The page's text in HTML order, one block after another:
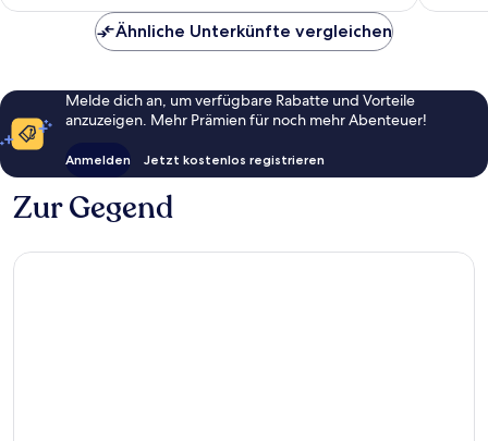
Ähnliche Unterkünfte vergleichen
Melde dich an, um verfügbare Rabatte und Vorteile
anzuzeigen. Mehr Prämien für noch mehr Abenteuer!
Anmelden Jetzt kostenlos registrieren
Zur Gegend